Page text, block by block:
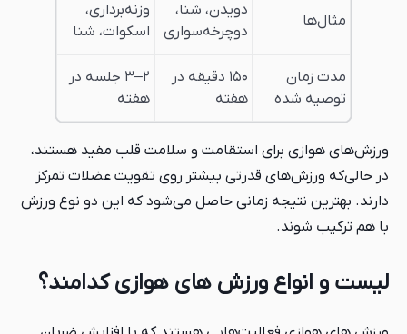
مثال‌ها
دویدن، شنا،
دوچرخه‌سواری
وزنه‌برداری،
اسکوات، شنا
مدت زمان
توصیه شده
۱۵۰ دقیقه در
هفته
۲–۳ جلسه در
هفته
ورزش‌های هوازی برای استقامت و سلامت قلب مفید هستند،
در حالی‌که ورزش‌های قدرتی بیشتر روی تقویت عضلات تمرکز
دارند. بهترین نتیجه زمانی حاصل می‌شود که این دو نوع ورزش
با هم ترکیب شوند.
لیست و انواع ورزش های هوازی کدامند؟